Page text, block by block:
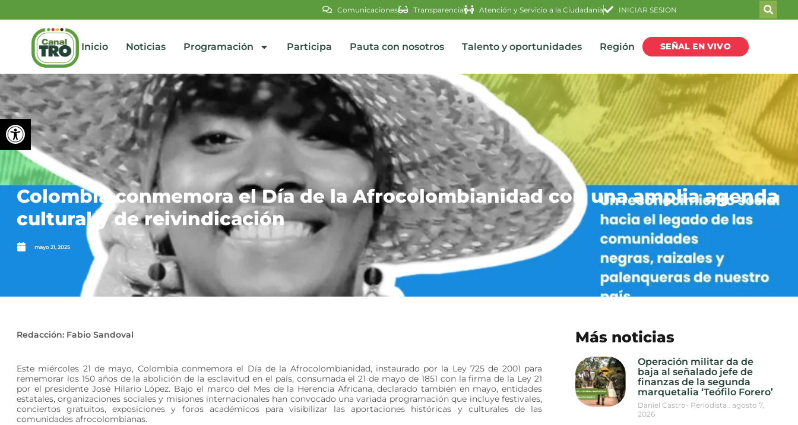
Abrir barra de herramientas
Comunicaciones Transparencia Atención y Servicio a la Ciudadanía INICIAR SESION
Inicio Noticias Programación Participa Pauta con nosotros Talento y oportunidades Región SEÑAL EN VIVO
Colombia conmemora el Día de la Afrocolombianidad con una amplia agenda
cultural y de reivindicación
mayo 21, 2025
Redacción: Fabio Sandoval
Este miércoles 21 de mayo, Colombia conmemora el Día de la Afrocolombianidad, instaurado por la Ley 725 de 2001 para
rememorar los 150 años de la abolición de la esclavitud en el país, consumada el 21 de mayo de 1851 con la firma de la Ley 21
por el presidente José Hilario López. Bajo el marco del Mes de la Herencia Africana, declarado también en mayo, entidades
estatales, organizaciones sociales y misiones internacionales han convocado una variada programación que incluye festivales,
conciertos gratuitos, exposiciones y foros académicos para visibilizar las aportaciones históricas y culturales de las
comunidades afrocolombianas.
Más noticias
Operación militar da de
baja al señalado jefe de
finanzas de la segunda
marquetalia ‘Teófilo Forero’
Daniel Castro- Periodista
agosto 7,
2026